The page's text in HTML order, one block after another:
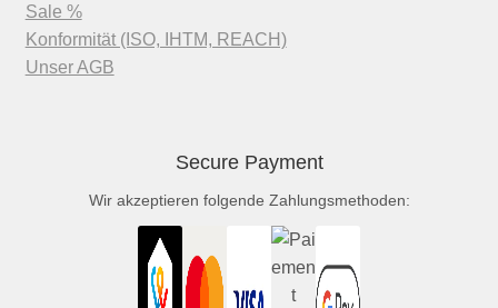
Sale %
Konformität (ISO, IHTM, REACH)
Unser AGB
Secure Payment
Wir akzeptieren folgende Zahlungsmethoden: